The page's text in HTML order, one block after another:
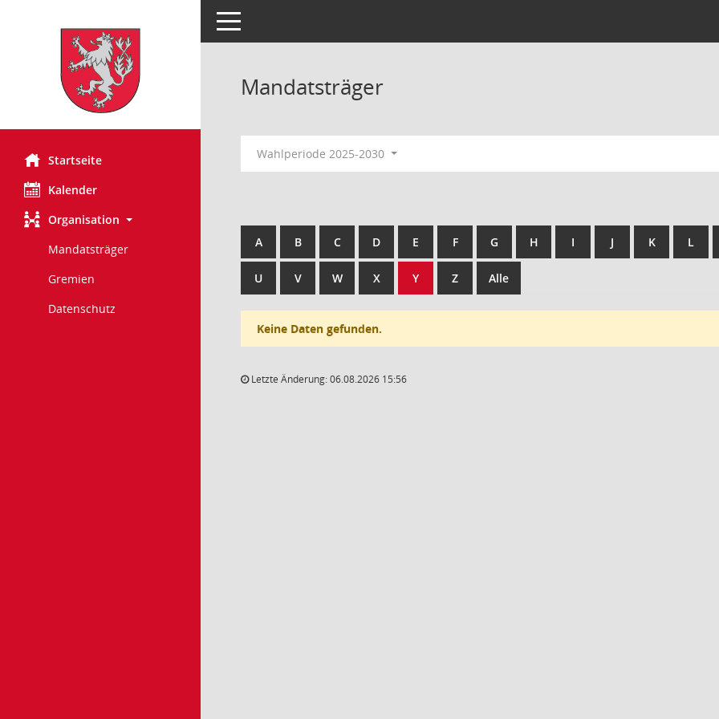
Startseite
Kalender
Organisation
Mandatsträger
Gremien
Datenschutz
Toggle navigation
Mandatsträger
Wahlperiode 2025-2030
A B C D E F G H I J K L
U V W X Y Z Alle
Keine Daten gefunden.
Letzte Änderung: 06.08.2026 15:56